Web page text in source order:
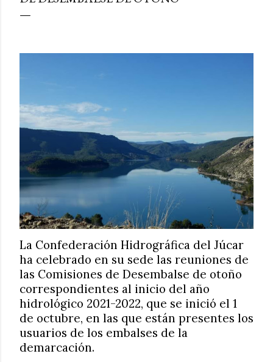
La Confederación Hidrográfica del Júcar
ha celebrado en su sede las reuniones de
las Comisiones de Desembalse de otoño
correspondientes al inicio del año
hidrológico 2021-2022, que se inició el 1
de octubre, en las que están presentes los
usuarios de los embalses de la
demarcación.